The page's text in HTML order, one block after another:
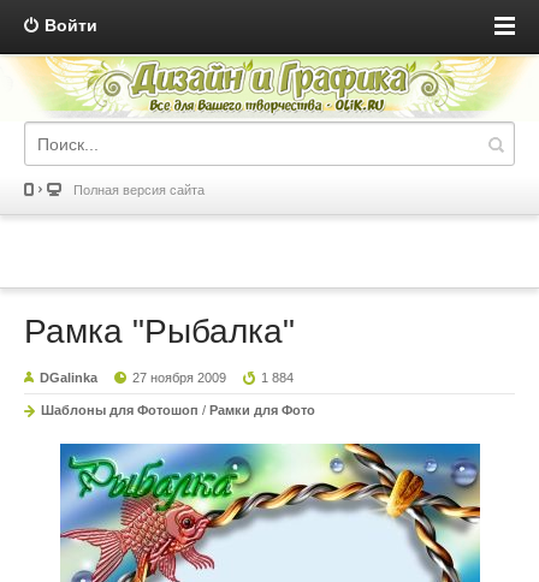
Войти
Полная версия сайта
Рамка "Рыбалка"
DGalinka 27 ноября 2009 1 884
Шаблоны для Фотошоп / Рамки для Фото